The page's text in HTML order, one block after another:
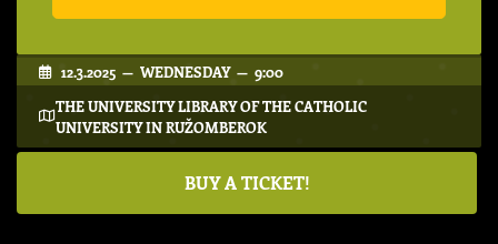
12.3.2025 — WEDNESDAY — 9:00
THE UNIVERSITY LIBRARY OF THE CATHOLIC
UNIVERSITY IN RUŽOMBEROK
BUY A TICKET!